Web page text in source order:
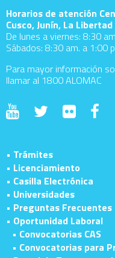
Horarios de atención
Cusco, Junín, La
De lunes a viernes: 8:30
Sábados: 8:30 am. a 1:00
Para mayor información
llamar al 1800 ALOMAC
• Trámites
• Licenciamiento
• Casilla Electrónica
• Universidades
• Preguntas Frecuentes
• Oportunidad Laboral
• Convocatorias CAS
• Convocatorias para